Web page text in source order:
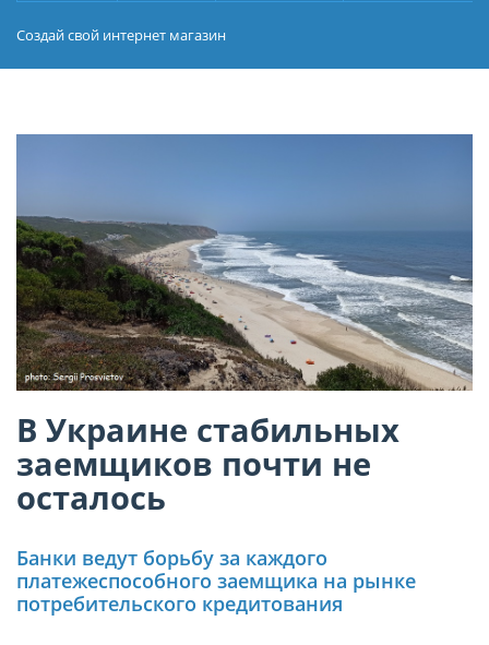
Создай свой интернет магазин
В Украине стабильных
заемщиков почти не
осталось
Банки ведут борьбу за каждого
платежеспособного заемщика на рынке
потребительского кредитования